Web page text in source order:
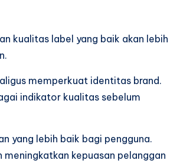
kualitas label yang baik akan lebih
memperkuat identitas brand.
indikator kualitas sebelum
yang lebih baik bagi pengguna.
kepuasan pelanggan